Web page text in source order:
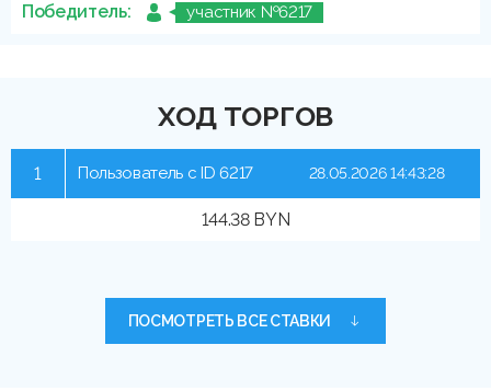
Победитель: участник №6217
ХОД ТОРГОВ
1 Пользователь с ID 6217
144.38 BYN
28.05.2026 14:43:28
ПОСМОТРЕТЬ ВСЕ СТАВКИ